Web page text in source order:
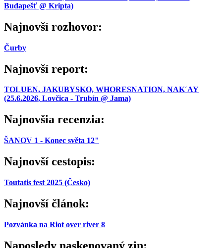
Budapešť @ Kripta)
Najnovší rozhovor:
Čurby
Najnovší report:
TOLUEN, JAKUBYSKO, WHORESNATION, NAK´AY
(25.6.2026, Lovčica - Trubín @ Jama)
Najnovšia recenzia:
ŠANOV 1 - Konec světa 12"
Najnovší cestopis:
Toutatis fest 2025 (Česko)
Najnovší článok:
Pozvánka na Riot over river 8
Naposledy naskenovaný zin: